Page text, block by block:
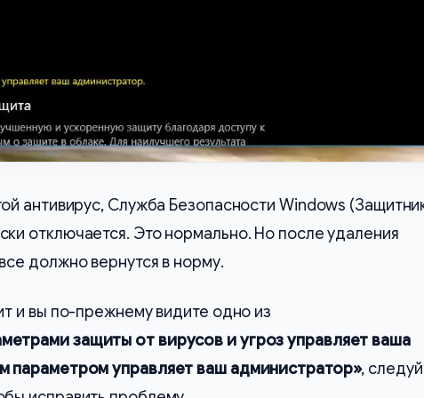
антивирус, Служба Безопасности Windows
отключается. Это нормально. Но после удаления
должно вернутся в норму.
и вы по-прежнему видите одно из
защиты от вирусов и угроз управляет ваша
параметром управляет ваш администратор»,